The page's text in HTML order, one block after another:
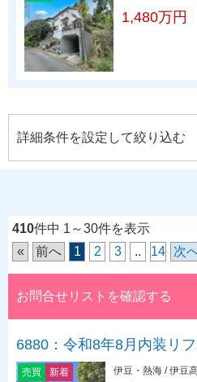
1,480万円
詳細条件を設定して絞り込む
410件中 1～30件を表示
«
前へ 1 2 3 .. 14 次
お問合せリストを確認する
6880：令和8年8月内装リ
売買 新着
伊豆・熱海 / 伊豆